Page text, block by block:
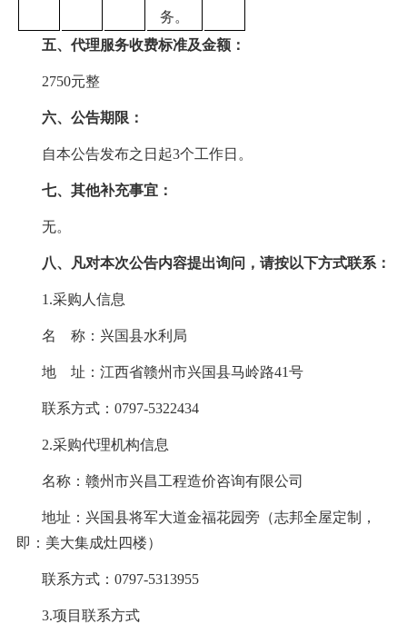
INFORMATION
务。
五、代理服务收费标准及金额：
2750元整
六、公告期限：
自本公告发布之日起3个工作日。
七、其他补充事宜：
无。
八、凡对本次公告内容提出询问，请按以下方式联系：
1.采购人信息
名 称：兴国县水利局
地 址： 江西省赣州市兴国县马岭路41号
联系方式： 0797-5322434
2.采购代理机构信息
名称：赣州市兴昌工程造价咨询有限公司
地址：兴国县将军大道金福花园旁（志邦全屋定制，
即：美大集成灶四楼）
联系方式： 0797-5313955
3.项目联系方式